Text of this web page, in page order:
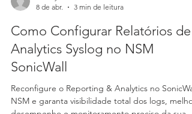
andreylima6
8 de abr.
3 min de leitura
Como Configurar Relatórios de
Analytics Syslog no NSM
SonicWall